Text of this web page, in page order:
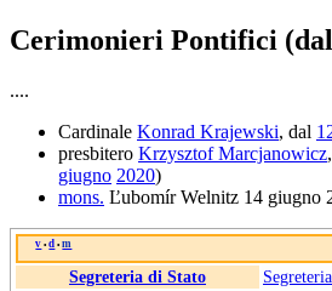
Cerimonieri Pontifici
....
Cardinale Konrad Krajewski, dal
presbitero Krzysztof Marcjanowicz
giugno 2020)
mons. Ľubomír Welnitz 14 giugno
v • d • m
Segreteria di Stato